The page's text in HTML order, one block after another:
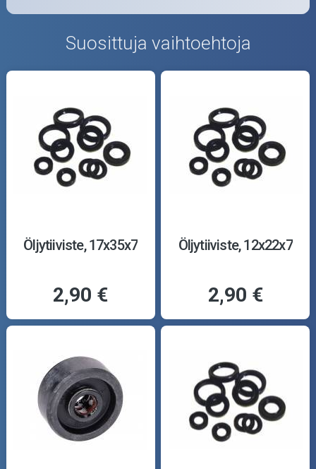
Suosittuja vaihtoehtoja
Öljytiiviste, 17x35x7
2,90 €
Öljytiiviste, 12x22x7
2,90 €